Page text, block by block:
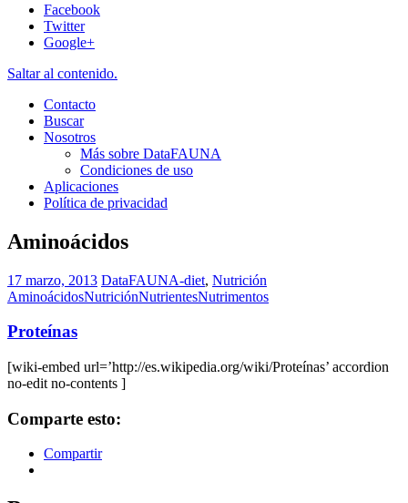
Facebook
Twitter
Google+
Saltar al contenido.
Contacto
Buscar
Nosotros
Más sobre DataFAUNA
Condiciones de uso
Aplicaciones
Política de privacidad
Aminoácidos
17 marzo, 2013 DataFAUNA-diet, Nutrición
AminoácidosNutriciónNutrientesNutrimentos
Proteínas
[wiki-embed url=’http://es.wikipedia.org/wiki/Proteínas’ accordion
no-edit no-contents ]
Comparte esto:
Compartir